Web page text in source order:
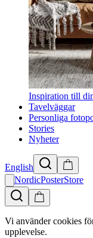
Inspiration till
Tavelväggar
Personliga
Stories
Nyheter
English
NordicPosterStore
Vi använder cookies
upplevelse.